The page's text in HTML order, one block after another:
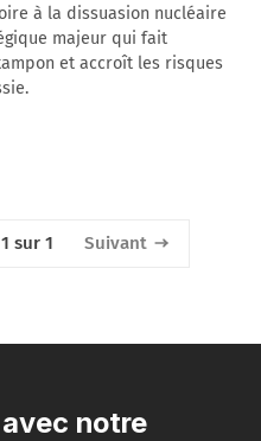
à la dissuasion nucléaire
majeur qui fait
et accroît les risques
sur 1 Suivant
notre